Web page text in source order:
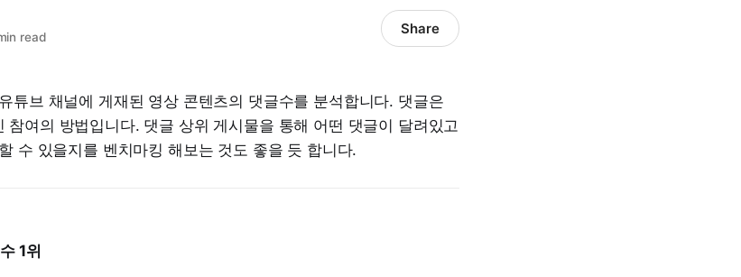
read Share
튜브 채널에 게재된 영상 콘텐츠의 댓글수를 분석합니다. 댓글은
참여의 방법입니다. 댓글 상위 게시물을 통해 어떤 댓글이 달려있고
수 있을지를 벤치마킹 해보는 것도 좋을 듯 합니다.
1위